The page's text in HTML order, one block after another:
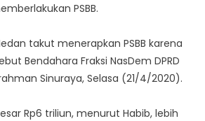
PSBB.
takut menerapkan PSBB karena
Bendahara Fraksi NasDem DPRD
Sinuraya, Selasa (21/4/2020).
Rp6 triliun, menurut Habib, lebih